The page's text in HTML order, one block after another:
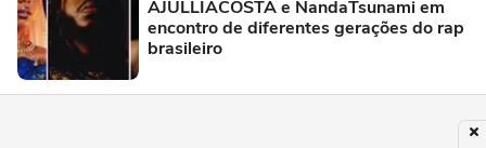
AJULLIACOSTA e NandaTsunami em
encontro de diferentes gerações do rap
brasileiro